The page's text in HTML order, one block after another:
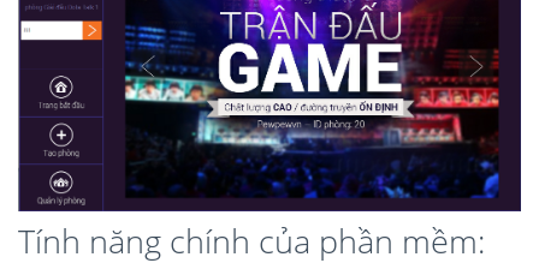
Tính năng chính của phần mềm: